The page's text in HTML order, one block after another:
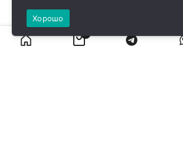
Хорошо